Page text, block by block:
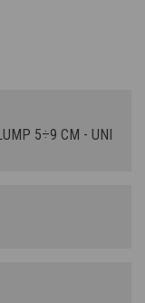
5÷9 CM - UNI